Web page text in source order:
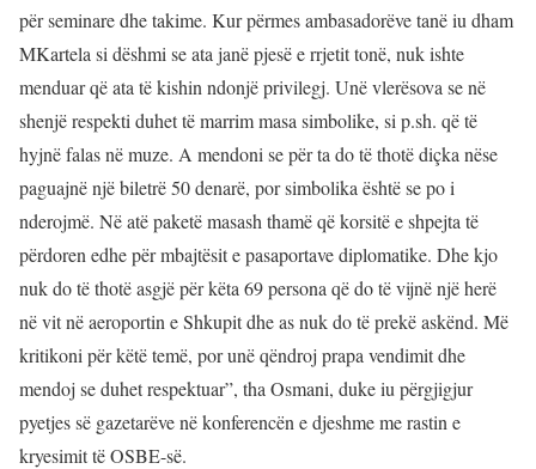
për seminare dhe takime. Kur përmes ambasadorëve tanë iu dham
MKartela si dëshmi se ata janë pjesë e rrjetit tonë, nuk ishte
menduar që ata të kishin ndonjë privilegj. Unë vlerësova se në
shenjë respekti duhet të marrim masa simbolike, si p.sh. që të
hyjnë falas në muze. A mendoni se për ta do të thotë diçka nëse
paguajnë një biletrë 50 denarë, por simbolika është se po i
nderojmë. Në atë paketë masash thamë që korsitë e shpejta të
përdoren edhe për mbajtësit e pasaportave diplomatike. Dhe kjo
nuk do të thotë asgjë për këta 69 persona që do të vijnë një herë
në vit në aeroportin e Shkupit dhe as nuk do të prekë askënd. Më
kritikoni për këtë temë, por unë qëndroj prapa vendimit dhe
mendoj se duhet respektuar”, tha Osmani, duke iu përgjigjur
pyetjes së gazetarëve në konferencën e djeshme me rastin e
kryesimit të OSBE-së.